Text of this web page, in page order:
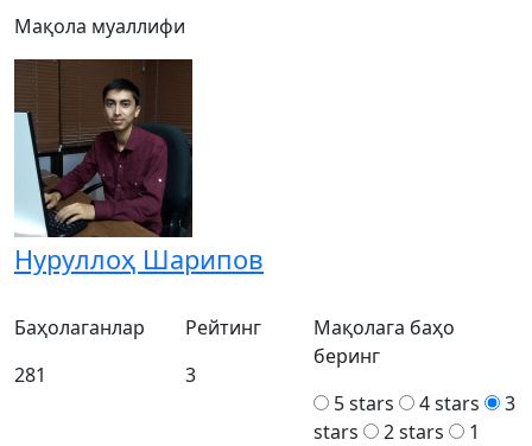
Мақола муаллифи
Нуруллоҳ Шарипов
Баҳолаганлар
281
Рейтинг
3
Мақолага баҳо
беринг
5 stars
4 stars
3
stars
2 stars
1